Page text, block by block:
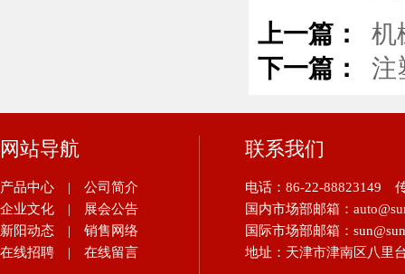
上一篇：
机
下一篇：
注
网站导航
产品中心 |
公司简介
企业文化
|
展会公告
新阳动态
|
销售网络
在线招聘
| 在线留言
联系我们
电话：86-22-88823149
国内市场部邮箱：
国际市场部邮箱：
地址：天津市津南区八里